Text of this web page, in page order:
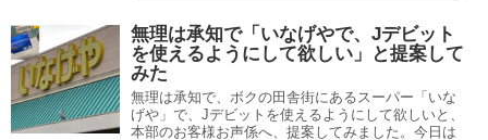
無理は承知で「いなげやで、Jデビット
を使えるようにして欲しい」と提案して
みた
無理は承知で、ボクの田舎街にあるスーパー「いな
げや」で、Jデビットを使えるようにして欲しいと、
本部のお客様お声係へ、提案してみました。今日は